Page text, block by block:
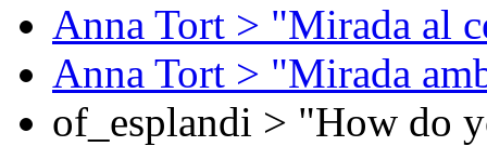
Anna Tort > "Mirada al
Anna Tort > "Mirada
of_esplandi > "How do